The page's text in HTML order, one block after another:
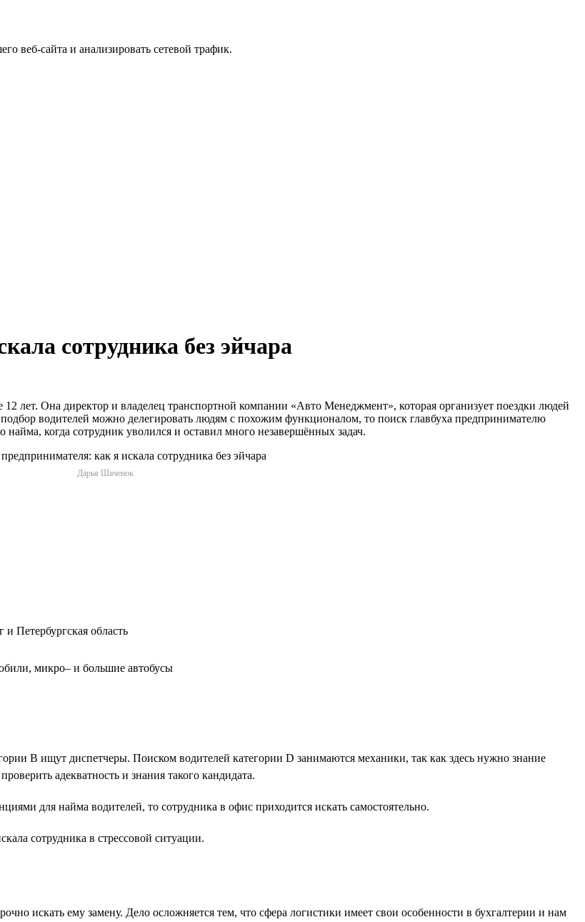
веб-сайта и анализировать сетевой трафик.
сотрудника без эйчара
лет. Она директор и владелец транспортной компании «Авто Менеджмент», которая организует поездки людей
водителей можно делегировать людям с похожим функционалом, то поиск главбуха предпринимателю
найма, когда сотрудник уволился и оставил много незавершённых задач.
Дарья Шаченок
и Петербургская область
микро‒ и большие автобусы
B ищут диспетчеры. Поиском водителей категории D занимаются механики, так как здесь нужно знание
адекватность и знания такого кандидата.
для найма водителей, то сотрудника в офис приходится искать самостоятельно.
сотрудника в стрессовой ситуации.
искать ему замену. Дело осложняется тем, что сфера логистики имеет свои особенности в бухгалтерии и нам